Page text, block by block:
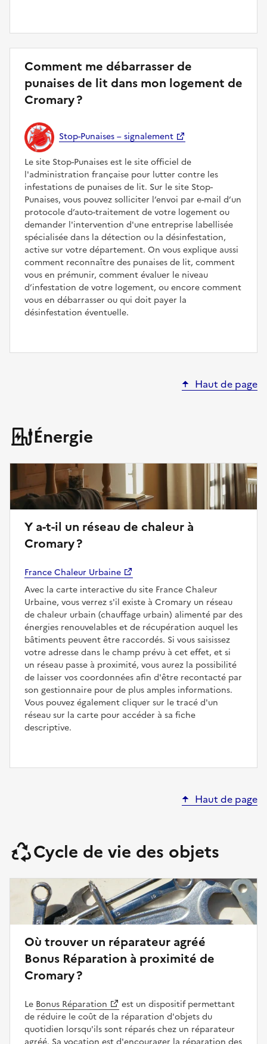
Comment me débarrasser de
punaises de lit dans mon logement de
Cromary ?
Stop-Punaises – signalement
Le site Stop-Punaises est le site officiel de
l'administration française pour lutter contre les
infestations de punaises de lit. Sur le site Stop-
Punaises, vous pouvez solliciter l’envoi par e-mail d’un
protocole d’auto-traitement de votre logement ou
demander l'intervention d'une entreprise labellisée
spécialisée dans la détection ou la désinfestation,
active sur votre département. On vous explique aussi
comment reconnaître des punaises de lit, comment
vous en prémunir, comment évaluer le niveau
d’infestation de votre logement, ou encore comment
vous en débarrasser ou qui doit payer la
désinfestation éventuelle.
Haut de page
Énergie
Y a-t-il un réseau de chaleur à
Cromary ?
France Chaleur Urbaine
Avec la carte interactive du site France Chaleur
Urbaine, vous verrez s'il existe à Cromary un réseau
de chaleur urbain (chauffage urbain) alimenté par des
énergies renouvelables et de récupération auquel les
bâtiments peuvent être raccordés. Si vous saisissez
votre adresse dans le champ prévu à cet effet, et si
un réseau passe à proximité, vous aurez la possibilité
de laisser vos coordonnées afin d'être recontacté par
son gestionnaire pour de plus amples informations.
Vous pouvez également cliquer sur le tracé d'un
réseau sur la carte pour accéder à sa fiche
descriptive.
Haut de page
Cycle de vie des objets
Où trouver un réparateur agréé
Bonus Réparation à proximité de
Cromary ?
Le Bonus Réparation
est un dispositif permettant
de réduire le coût de la réparation d'objets du
quotidien lorsqu'ils sont réparés chez un réparateur